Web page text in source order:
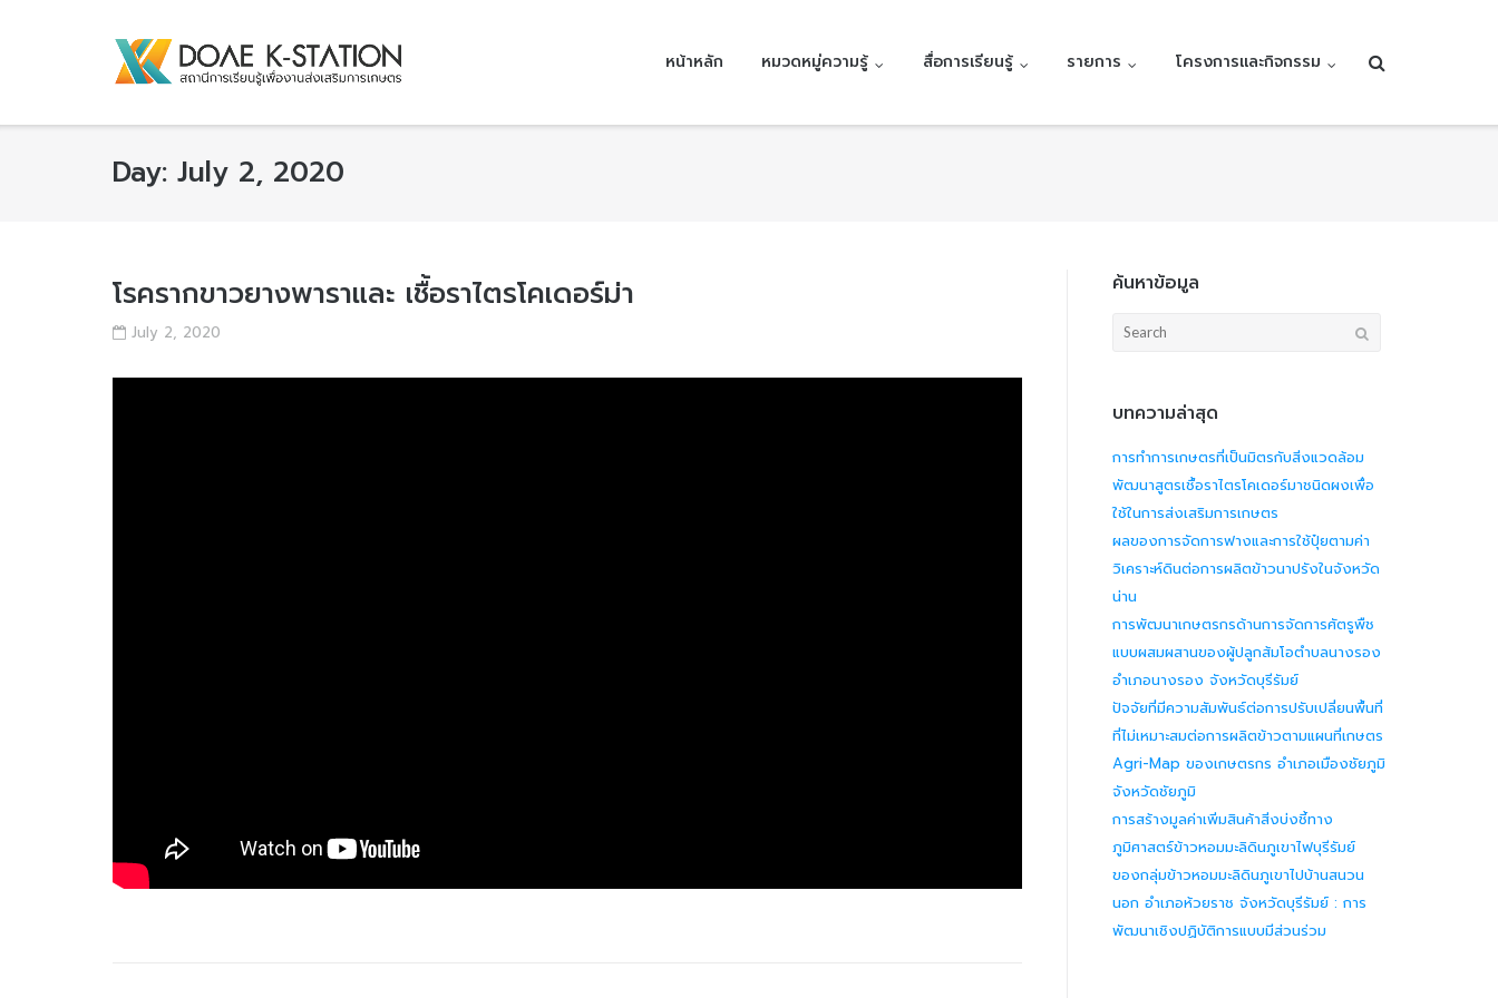
หน้าหลัก หมวดหมู่ความรู้ สื่อการเรียนรู้ รายการ โครงการและกิจกรรม
Day: July 2, 2020
โรครากขาวยางพาราและ เชื้อราไตรโคเดอร์ม่า
July 2, 2020
ค้นหาข้อมูล
Search
บทความล่าสุด
การทำการเกษตรที่เป็นมิตรกับสิ่งแวดล้อม
พัฒนาสูตรเชื้อราไตรโคเดอร์มาชนิดผงเพื่อ
ใช้ในการส่งเสริมการเกษตร
ผลของการจัดการฟางและการใช้ปุ๋ยตามค่า
วิเคราะห์ดินต่อการผลิตข้าวนาปรังในจังหวัด
น่าน
การพัฒนาเกษตรกรด้านการจัดการศัตรูพืช
แบบผสมผสานของผู้ปลูกส้มโอตำบลนางรอง
อำเภอนางรอง จังหวัดบุรีรัมย์
ปัจจัยที่มีความสัมพันธ์ต่อการปรับเปลี่ยนพื้นที่
ที่ไม่เหมาะสมต่อการผลิตข้าวตามแผนที่เกษตร
Agri-Map ของเกษตรกร อำเภอเมืองชัยภูมิ
จังหวัดชัยภูมิ
การสร้างมูลค่าเพิ่มสินค้าสิ่งบ่งชี้ทาง
ภูมิศาสตร์ข้าวหอมมะลิดินภูเขาไฟบุรีรัมย์
ของกลุ่มข้าวหอมมะลิดินภูเขาไปบ้านสนวน
นอก อำเภอห้วยราช จังหวัดบุรีรัมย์ : การ
พัฒนาเชิงปฏิบัติการแบบมีส่วนร่วม